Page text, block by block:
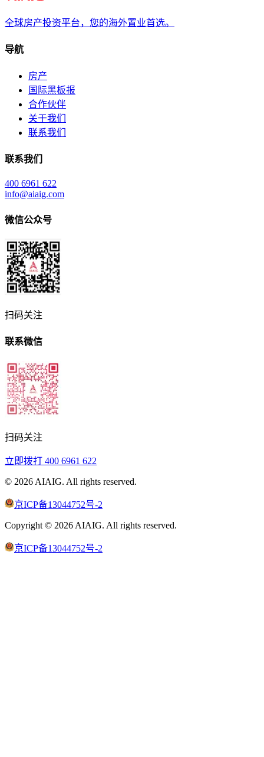
全球房产投资平台，您的海外置业首选。
导航
房产
国际黑板报
合作伙伴
关于我们
联系我们
联系我们
400 6961 622
info@aiaig.com
微信公众号
扫码关注
联系微信
扫码关注
立即拨打 400 6961 622
© 2026 AIAIG. All rights reserved.
京ICP备13044752号-2
Copyright © 2026 AIAIG. All rights reserved.
京ICP备13044752号-2